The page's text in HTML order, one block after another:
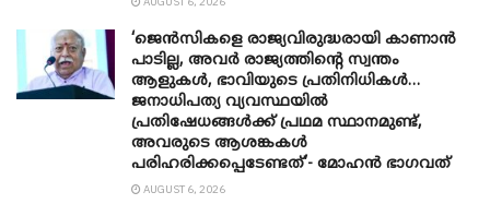
‘ജെൻസികളെ രാജ്യവിരുദ്ധരായി കാണാൻ
പാടില്ല, അവർ രാജ്യത്തിന്റെ സ്വന്തം
ആളുകൾ, ഭാവിയുടെ പ്രതിനിധികൾ…
ജനാധിപത്യ വ്യവസ്ഥയിൽ
പ്രതിഷേധങ്ങൾക്ക് പ്രഥമ സ്ഥാനമുണ്ട്,
അവരുടെ ആശങ്കകൾ
പരിഹരിക്കപ്പെടേണ്ടത്’- മോഹൻ ഭാ​ഗവത്
AUGUST 6, 2026